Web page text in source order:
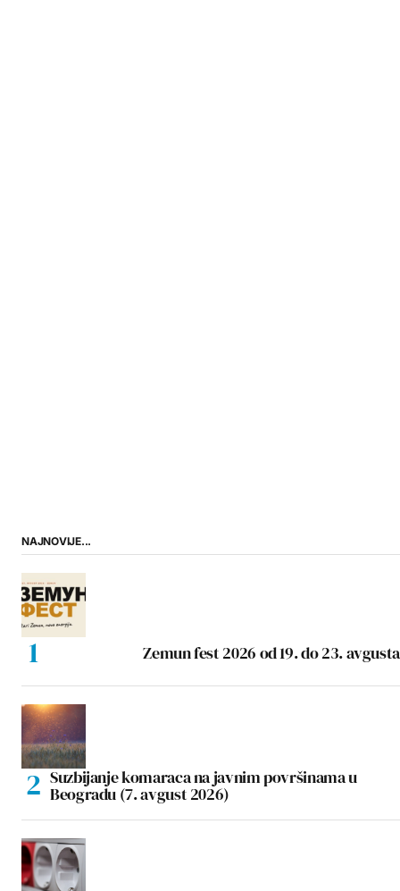
NAJNOVIJE...
Zemun fest 2026 od 19. do 23. avgusta
Suzbijanje komaraca na javnim površinama u
Beogradu (7. avgust 2026)